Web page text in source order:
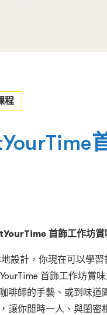
程
首飾工作坊賞
設計，你現在可以學
首飾工作坊賞
啡師的手藝、或到味道
讓你閒時一人、與閨密